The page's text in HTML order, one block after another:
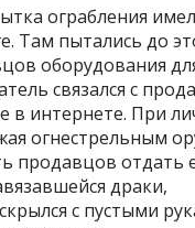
ограбления
Там пытались до
оборудования
связался с
в интернете. При
огнестрельным
продавцов отдать
драки,
с пустыми